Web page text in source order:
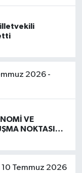
2026 -
VE
NOKTASI
10 Temmuz 2026